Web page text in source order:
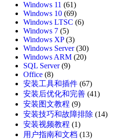
Windows 11 (61)
Windows 10 (69)
Windows LTSC (6)
Windows 7 (5)
Windows XP(3)
Windows Server(30)
Windows ARM (20)
SQL Server(9)
Office (8)
安装工具和插件 (67)
安装后优化和完善 (41)
安装图文教程 (9)
安装技巧和故障排除 (14)
安装视频教程 (1)
用户指南和文档 (13)